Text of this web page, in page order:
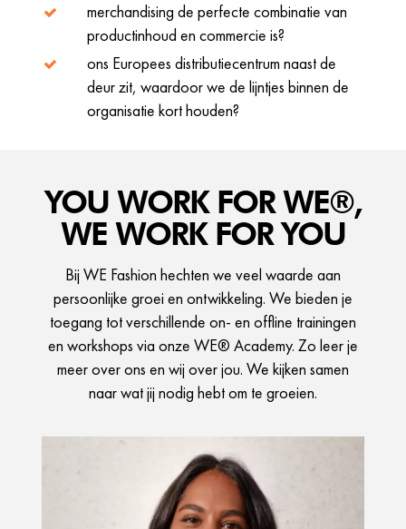
merchandising de perfecte combinatie van
productinhoud en commercie is?
ons Europees distributiecentrum naast de
deur zit, waardoor we de lijntjes binnen de
organisatie kort houden?
YOU WORK FOR WE®,
WE WORK FOR YOU
Bij WE Fashion hechten we veel waarde aan
persoonlijke groei en ontwikkeling. We bieden je
toegang tot verschillende on- en offline trainingen
en workshops via onze WE® Academy. Zo leer je
meer over ons en wij over jou. We kijken samen
naar wat jij nodig hebt om te groeien.